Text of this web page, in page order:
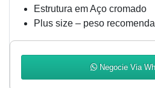
Estrutura em Aço cromado
Plus size – peso
Negocie Via